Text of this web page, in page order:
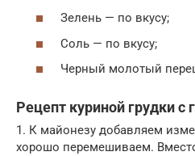
Зелень — по вкусу;
Соль — по вкусу;
Черный молотый
Рецепт куриной грудки
1. К майонезу добавляем
хорошо перемешиваем.